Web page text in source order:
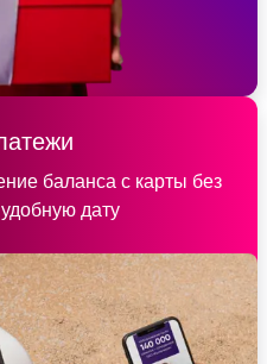
баланса с карты без
дату